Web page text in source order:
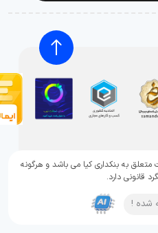
به بنکداری کیا می باشد و هرگونه
قانونی دارد.
شده !